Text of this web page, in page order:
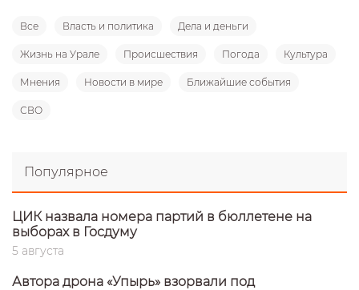
Все Власть и политика Дела и деньги
Жизнь на Урале Происшествия Погода Культура
Мнения Новости в мире Ближайшие события
СВО
Популярное
ЦИК назвала номера партий в бюллетене на
выборах в Госдуму
5 августа
Автора дрона «Упырь» взорвали под